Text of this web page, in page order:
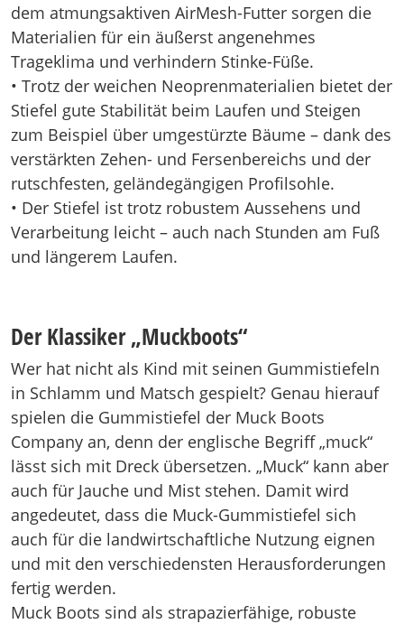
dem atmungsaktiven AirMesh-Futter sorgen die
Materialien für ein äußerst angenehmes
Trageklima und verhindern Stinke-Füße.
• Trotz der weichen Neoprenmaterialien bietet der
Stiefel gute Stabilität beim Laufen und Steigen
zum Beispiel über umgestürzte Bäume – dank des
verstärkten Zehen- und Fersenbereichs und der
rutschfesten, geländegängigen Profilsohle.
• Der Stiefel ist trotz robustem Aussehens und
Verarbeitung leicht – auch nach Stunden am Fuß
und längerem Laufen.
Der Klassiker „Muckboots“
Wer hat nicht als Kind mit seinen Gummistiefeln
in Schlamm und Matsch gespielt? Genau hierauf
spielen die Gummistiefel der Muck Boots
Company an, denn der englische Begriff „muck“
lässt sich mit Dreck übersetzen. „Muck“ kann aber
auch für Jauche und Mist stehen. Damit wird
angedeutet, dass die Muck-Gummistiefel sich
auch für die landwirtschaftliche Nutzung eignen
und mit den verschiedensten Herausforderungen
fertig werden.
Muck Boots sind als strapazierfähige, robuste